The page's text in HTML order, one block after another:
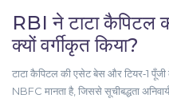
RBI ने टाटा कैपिटल
क्यों वर्गीकृत किया?
टाटा कैपिटल की एसेट बेस और टियर‑1
NBFC मानता है, जिससे सूचीबद्धता